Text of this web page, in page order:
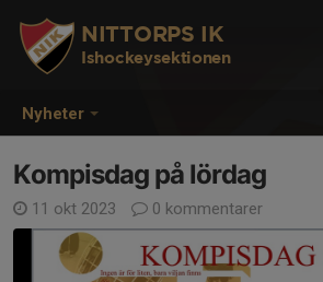
Nyheter
NITTORPS IK
Ishockeysektionen
Kompisdag på lördag
11 okt 2023 0 kommentarer